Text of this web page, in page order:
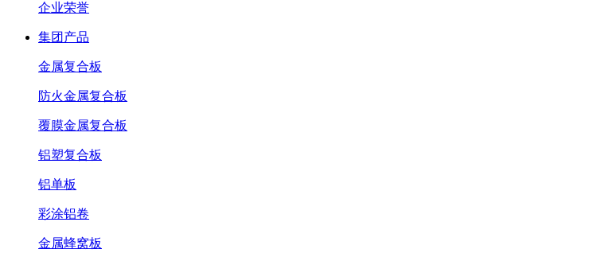
企业荣誉
集团产品
金属复合板
防火金属复合板
覆膜金属复合板
铝塑复合板
铝单板
彩涂铝卷
金属蜂窝板